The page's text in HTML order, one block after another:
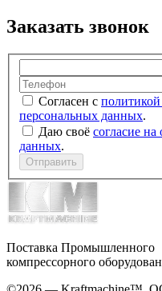
Заказать звонок
Согласен с
персональных данных.
Даю своё согласие
данных.
Отправить
Поставка Промышленного
компрессорного